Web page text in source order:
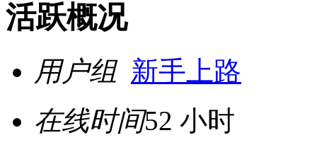
活跃概况
用户组 新手上路
在线时间52 小时